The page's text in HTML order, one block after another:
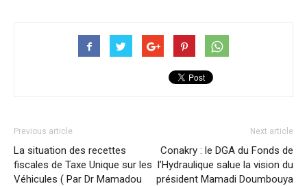
Previous article
La situation des recettes
fiscales de Taxe Unique sur les
Véhicules ( Par Dr Mamadou
Next article
Conakry : le DGA du Fonds de
l’Hydraulique salue la vision du
président Mamadi Doumbouya